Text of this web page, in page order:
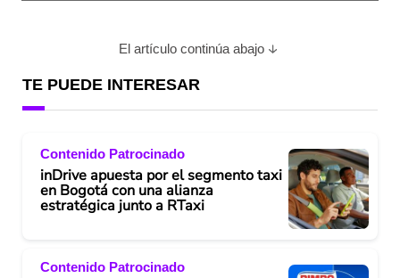
El artículo continúa abajo
TE PUEDE INTERESAR
Contenido Patrocinado
inDrive apuesta por el segmento taxi
en Bogotá con una alianza
estratégica junto a RTaxi
Contenido Patrocinado